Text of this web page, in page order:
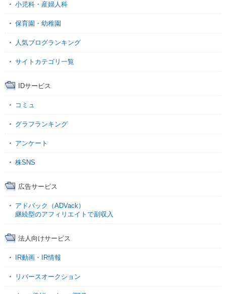
小児科・産婦人科
保育園・幼稚園
人気ブログランキング
サイトカテゴリ一覧
IDサービス
コミュ
グラフランキング
アンケート
株SNS
広告サービス
アドバック（ADVack）
継続型のアフィリエイトで副収入
法人向けサービス
IR動画・IR情報
リバースオークション